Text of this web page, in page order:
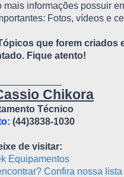
mais informações possuir
Fotos, vídeos e
que forem criados
Fique atento!
Chikora
Técnico
(44)3838-1030
de visitar:
Equipamentos
Confira nossa